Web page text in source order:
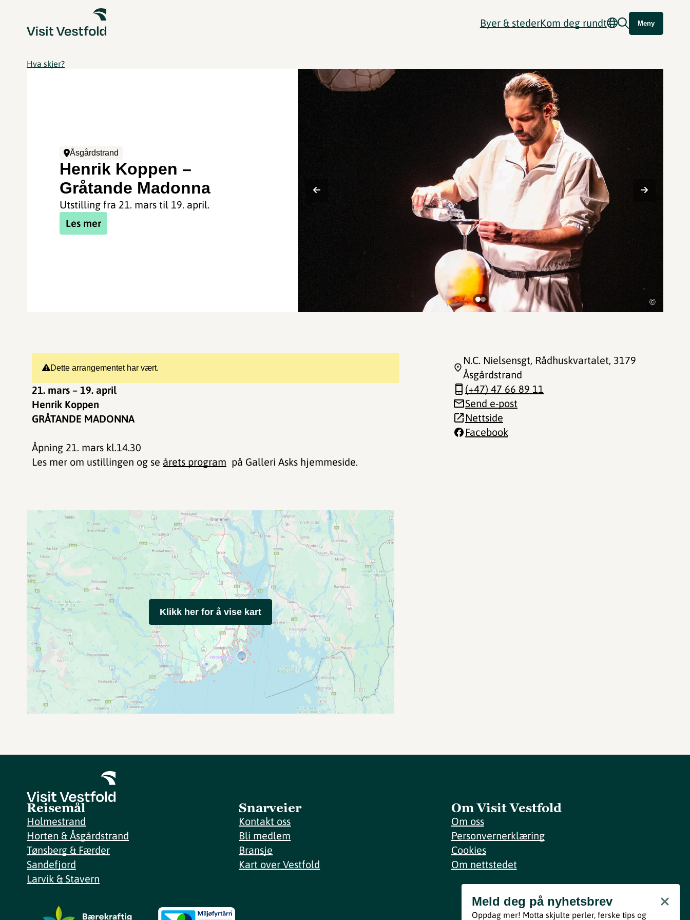
Byer & stederKom deg rundt Meny
Hva skjer?
Åsgårdstrand
Henrik Koppen –
Gråtande Madonna
Utstilling fra 21. mars til 19. april.
Les mer
©
Dette arrangementet har vært.
21. mars – 19. april
Henrik Koppen
GRÅTANDE MADONNA
Åpning 21. mars kl.14.30
Les mer om ustillingen og se årets program på Galleri Asks hjemmeside.
N.C. Nielsensgt, Rådhuskvartalet, 3179
Åsgårdstrand
(+47) 47 66 89 11
Send e-post
Nettside
Facebook
Klikk her for å vise kart
Reisemål
Holmestrand
Horten & Åsgårdstrand
Tønsberg & Færder
Sandefjord
Larvik & Stavern
Snarveier
Kontakt oss
Bli medlem
Bransje
Kart over Vestfold
Om Visit Vestfold
Om oss
Personvernerklæring
Cookies
Om nettstedet
Meld deg på nyhetsbrev
Meld deg på nyhetsbrev
Oppdag mer! Motta skjulte perler, ferske tips og